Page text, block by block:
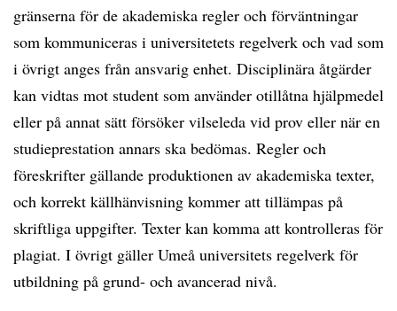
gränserna för de akademiska regler och förväntningar
som kommuniceras i universitetets regelverk och vad som
i övrigt anges från ansvarig enhet. Disciplinära åtgärder
kan vidtas mot student som använder otillåtna hjälpmedel
eller på annat sätt försöker vilseleda vid prov eller när en
studieprestation annars ska bedömas. Regler och
föreskrifter gällande produktionen av akademiska texter,
och korrekt källhänvisning kommer att tillämpas på
skriftliga uppgifter. Texter kan komma att kontrolleras för
plagiat. I övrigt gäller Umeå universitets regelverk för
utbildning på grund- och avancerad nivå.